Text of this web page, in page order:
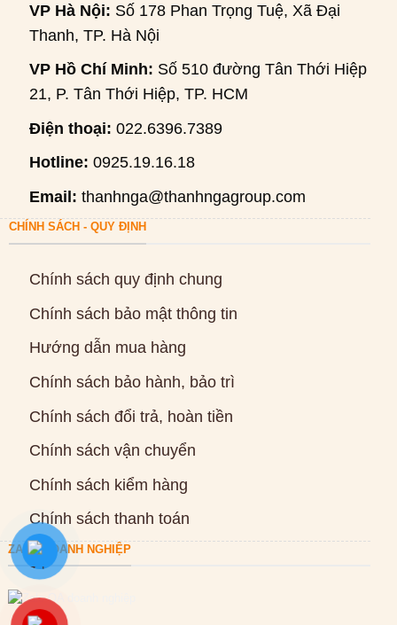
VP Hà Nội: Số 178 Phan Trọng Tuệ, Xã Đại
Thanh, TP. Hà Nội
VP Hồ Chí Minh: Số 510 đường Tân Thới Hiệp
21, P. Tân Thới Hiệp, TP. HCM
Điện thoại: 022.6396.7389
Hotline: 0925.19.16.18
Email: thanhnga@thanhngagroup.com
CHÍNH SÁCH - QUY ĐỊNH
Chính sách quy định chung
Chính sách bảo mật thông tin
Hướng dẫn mua hàng
Chính sách bảo hành, bảo trì
Chính sách đổi trả, hoàn tiền
Chính sách vận chuyển
Chính sách kiểm hàng
Chính sách thanh toán
ZALO DOANH NGHIỆP